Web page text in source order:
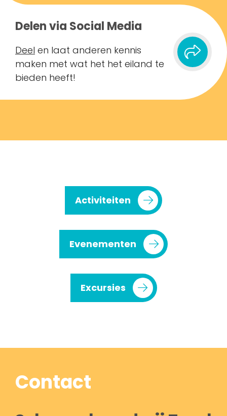
Delen via Social Media
Deel en laat anderen kennis
maken met wat het het eiland te
bieden heeft!
Activiteiten
Evenementen
Excursies
Contact